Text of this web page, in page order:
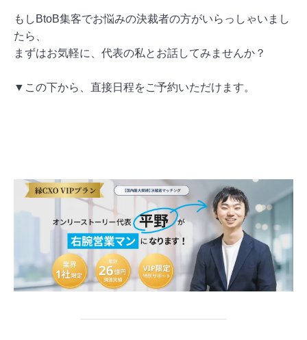
もしBtoB集客でお悩みの決裁者の方がいらっしゃいまし
たら、
まずはお気軽に、代表の私とお話してみませんか？
▼この下から、直接日程をご予約いただけます。